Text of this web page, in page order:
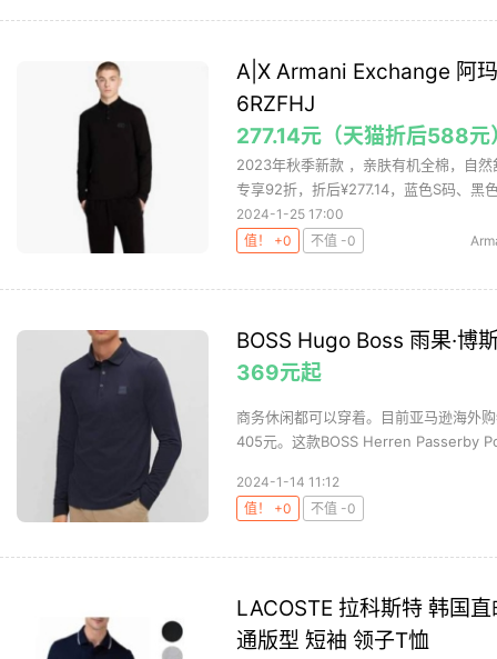
A|X Armani Exchange 阿
6RZFHJ
277.14元（天猫折后588元
2023年秋季新款 ，亲肤有机全棉，自
专享92折，折后¥277.14，蓝色S码、黑
2024-1-25 17:00
值！ +0
不值 -0
BOSS Hugo Boss 雨果·博
369元起
商务休闲都可以穿着。目前亚马逊海外
405元。这款BOSS Herren Passerby
2024-1-14 11:12
值！ +0
不值 -0
LACOSTE 拉科斯特 韩国
通版型 短袖 领子T恤